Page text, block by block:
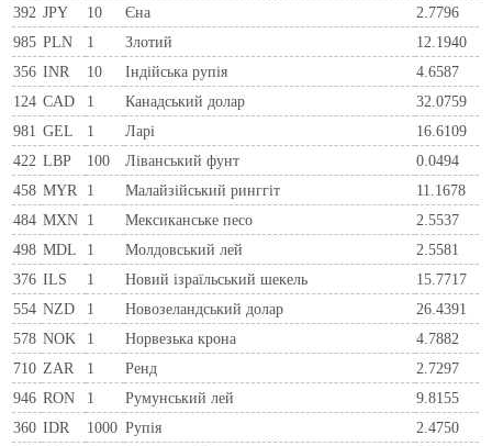
392 JPY 10 Єна
2.7796
985 PLN 1 Злотий
12.1940
356 INR 10 Індійська рупія
4.6587
124 CAD 1 Канадський долар
32.0759
981 GEL 1 Ларi
16.6109
422 LBP 100 Ліванський фунт
0.0494
458 MYR 1 Малайзійський ринггіт
11.1678
484 MXN 1 Мексиканське песо
2.5537
498 MDL 1 Молдовський лей
2.5581
376 ILS 1 Новий ізраїльський шекель
15.7717
554 NZD 1 Новозеландський долар
26.4391
578 NOK 1 Норвезька крона
4.7882
710 ZAR 1 Ренд
2.7297
946 RON 1 Румунський лей
9.8155
360 IDR 1000 Рупія
2.4750